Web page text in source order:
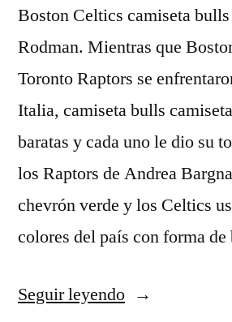
Boston Celtics camiseta
Rodman. Mientras que
Toronto Raptors se
Italia, camiseta bulls
baratas y cada uno le dio su
los Raptors de Andrea
chevrón verde y los Celtics
colores del país con forma
Seguir leyendo«camisetas